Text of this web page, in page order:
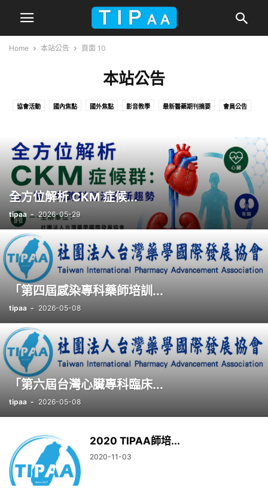
Home 本站公告 頁面 10
本站公告
協會活動 國內焦點 國外焦點 影音教學 最新醫藥期刊摘要 會員公告
全方位解析 CKM 症候...
tipaa - 2026-05-29
「第四屆感染專科藥師培訓...
tipaa - 2026-05-08
「第六屆台灣心臟專科臨床...
tipaa - 2026-05-08
2020 TIPAA師培...
2020-11-03